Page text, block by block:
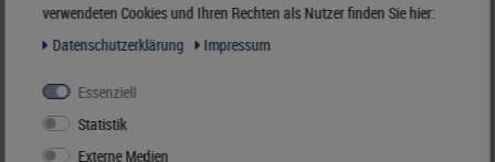
verwendeten Cookies und Ihren Rechten als Nutzer finden Sie hier:
Daten­schutz­erklärung
Impressum
Essenziell
Statistik
Externe Medien